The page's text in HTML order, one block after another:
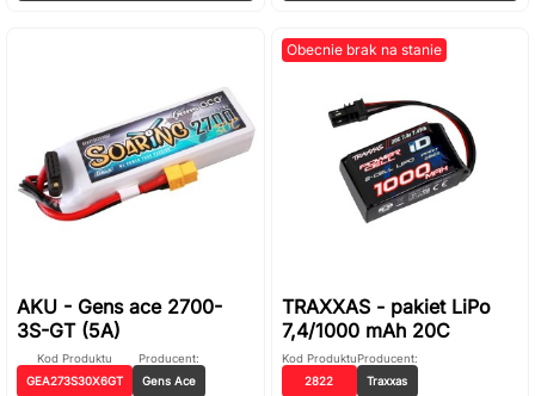
AKU - Gens ace 2700-
3S-GT (5A)
Kod Produktu
GEA273S30X6GT
Producent:
Gens Ace
Obecnie brak na stanie
TRAXXAS - pakiet LiPo
7,4/1000 mAh 20C
Kod Produktu
2822
Producent:
Traxxas